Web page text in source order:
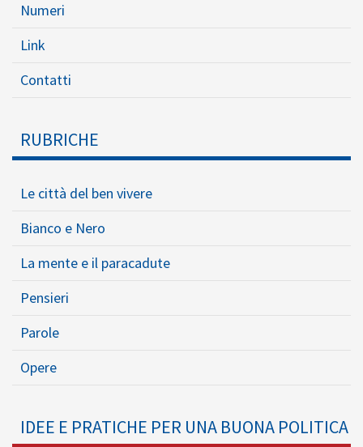
Numeri
Link
Contatti
RUBRICHE
Le città del ben vivere
Bianco e Nero
La mente e il paracadute
Pensieri
Parole
Opere
IDEE E PRATICHE PER UNA BUONA POLITICA